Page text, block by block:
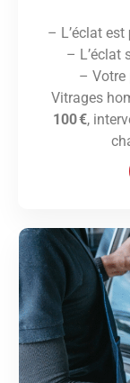
– L’éclat est
– L’éclat
– Votre
Vitrages
100 €,